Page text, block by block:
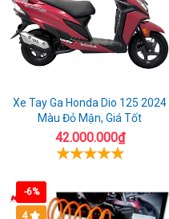
Xe Tay Ga Honda Dio 125 2024
Màu Đỏ Mận, Giá Tốt
42.000.000₫
-6%
4